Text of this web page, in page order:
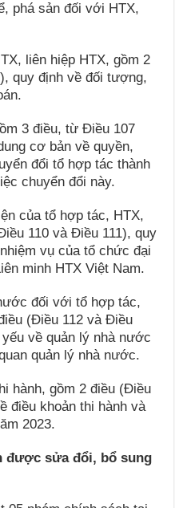
phá sản đối với HTX,
liên hiệp HTX, gồm 2
quy định về đối tượng,
3 điều, từ Điều 107
cơ bản về quyền,
đổi tổ hợp tác thành
chuyển đổi này.
của tổ hợp tác, HTX,
110 và Điều 111), quy
vụ của tổ chức đại
minh HTX Việt Nam.
đối với tổ hợp tác,
(Điều 112 và Điều
về quản lý nhà nước
quản lý nhà nước.
hành, gồm 2 điều (Điều
điều khoản thi hành và
2023.
sửa đổi, bổ sung